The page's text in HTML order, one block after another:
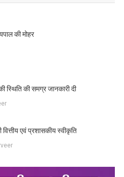
की मोहर
स्थिति की समग्र जानकारी दी
वित्तीय एवं प्रशासकीय स्वीकृति